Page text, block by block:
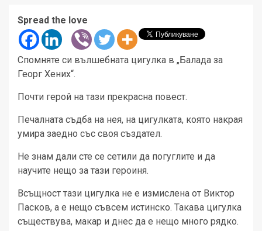
Spread the love
Спомняте си вълшебната цигулка в „Балада за
Георг Хених“.
Почти герой на тази прекрасна повест.
Печалната съдба на нея, на цигулката, която накрая
умира заедно със своя създател.
Не знам дали сте се сетили да погуглите и да
научите нещо за тази героиня.
Всъщност тази цигулка не е измислена от Виктор
Пасков, а е нещо съвсем истинско. Такава цигулка
съществува, макар и днес да е нещо много рядко.